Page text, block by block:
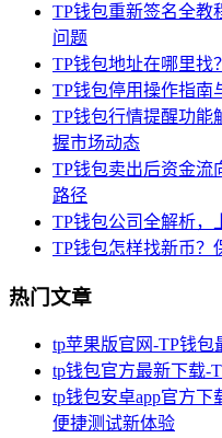
TP钱包重新签名全教
问题
TP钱包地址在哪里找
TP钱包停用操作指南
TP钱包行情提醒功能
握市场动态
TP钱包卖出后资金流
路径
TP钱包公司全解析，
TP钱包怎样找新币？
热门文章
tp苹果版官网-TP钱包
tp钱包官方最新下载-
tp钱包安卓app官方
便捷测试新体验